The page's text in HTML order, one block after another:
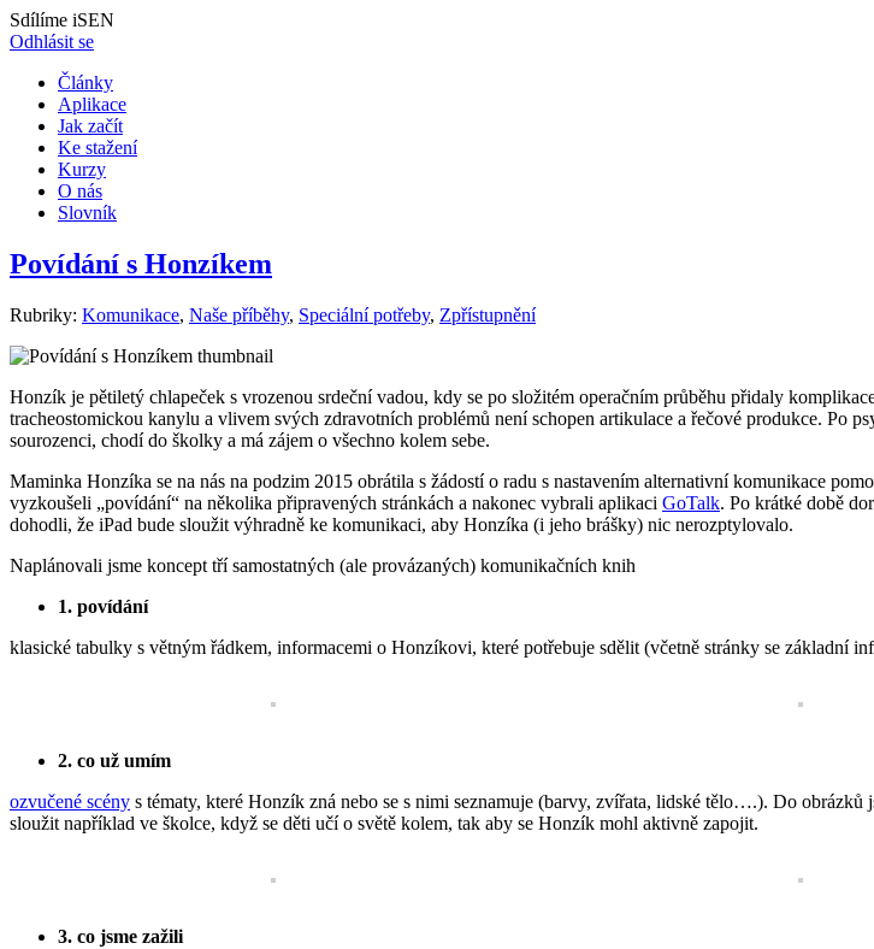
Sdílíme iSEN
Odhlásit se
Články
Aplikace
Jak začít
Ke stažení
Kurzy
O nás
Slovník
Povídání s Honzíkem
Rubriky: Komunikace, Naše příběhy, Speciální potřeby, Zpřístupnění
Honzík je pětiletý chlapeček s vrozenou srdeční vadou, kdy se po složitém operačním průběhu přidaly
tracheostomickou kanylu a vlivem svých zdravotních problémů není schopen artikulace a řečové produkce. Po
sourozenci, chodí do školky a má zájem o všechno kolem sebe.
Maminka Honzíka se na nás na podzim 2015 obrátila s žádostí o radu s nastavením alternativní komunikace
vyzkoušeli „povídání“ na několika připravených stránkách a nakonec vybrali aplikaci GoTalk. Po krátké době
dohodli, že iPad bude sloužit výhradně ke komunikaci, aby Honzíka (i jeho brášky) nic nerozptylovalo.
Naplánovali jsme koncept tří samostatných (ale provázaných) komunikačních knih
1. povídání
klasické tabulky s větným řádkem, informacemi o Honzíkovi, které potřebuje sdělit (včetně stránky se základní
2. co už umím
ozvučené scény s tématy, které Honzík zná nebo se s nimi seznamuje (barvy, zvířata, lidské tělo….). Do
sloužit například ve školce, když se děti učí o světě kolem, tak aby se Honzík mohl aktivně zapojit.
3. co jsme zažili